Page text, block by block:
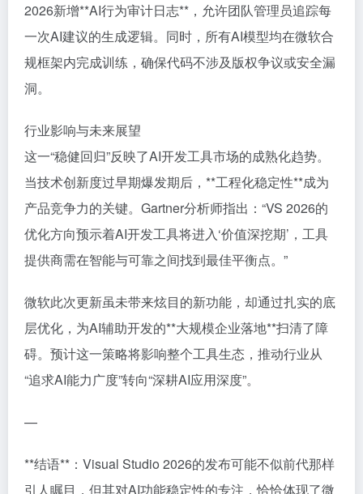
2026新增**AI行为审计日志**，允许团队管理员追踪每
一次AI建议的生成逻辑。同时，所有AI模型均在微软合
规框架内完成训练，确保代码不涉及版权争议或安全漏
洞。
行业影响与未来展望
这一“稳健回归”反映了AI开发工具市场的成熟化趋势。
当技术创新度过早期爆发期后，**工程化稳定性**成为
产品竞争力的关键。Gartner分析师指出：“VS 2026的
优化方向预示着AI开发工具将进入‘价值深挖期’，工具
提供商需在智能与可靠之间找到最佳平衡点。”
微软此次更新虽未带来炫目的新功能，却通过扎实的底
层优化，为AI辅助开发的**大规模企业落地**扫清了障
碍。预计这一策略将影响整个工具生态，推动行业从
“追求AI能力广度”转向“深耕AI应用深度”。
—
**结语**：Visual Studio 2026的发布可能不似前代那样
引人瞩目，但其对AI功能稳定性的专注，恰恰体现了微